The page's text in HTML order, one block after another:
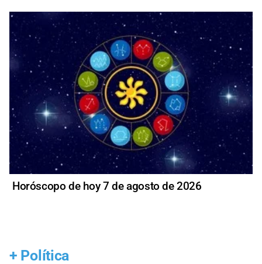
Horóscopo de hoy 7 de agosto de 2026
+ Política